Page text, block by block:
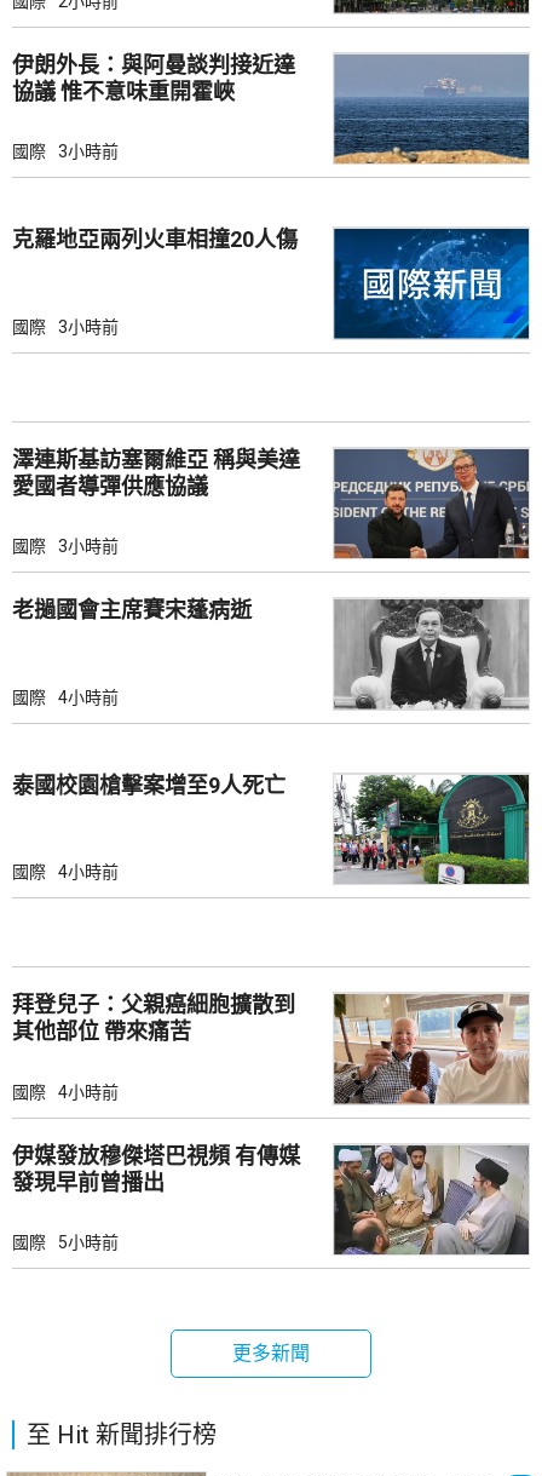
伊朗外長：與阿曼談判接近達
協議 惟不意味重開霍峽
國際 3小時前
克羅地亞兩列火車相撞20人傷
國際 3小時前
澤連斯基訪塞爾維亞 稱與美達
愛國者導彈供應協議
國際 3小時前
老撾國會主席賽宋蓬病逝
國際 4小時前
泰國校園槍擊案增至9人死亡
國際 4小時前
拜登兒子：父親癌細胞擴散到
其他部位 帶來痛苦
國際 4小時前
伊媒發放穆傑塔巴視頻 有傳媒
發現早前曾播出
國際 5小時前
更多新聞
至 Hit 新聞排行榜